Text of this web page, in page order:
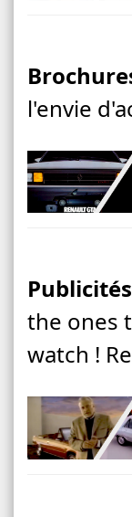
l'envie
the ones
watch !